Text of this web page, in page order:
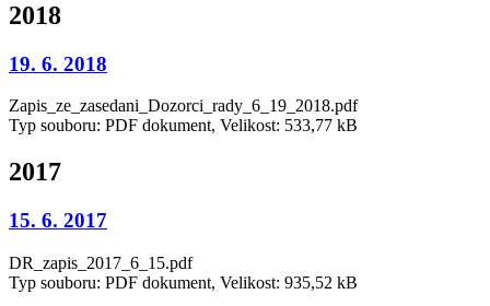
2018
19. 6. 2018
Zapis_ze_zasedani_Dozorci_rady_6_19_2018.pdf
Typ souboru: PDF dokument, Velikost: 533,77 kB
2017
15. 6. 2017
DR_zapis_2017_6_15.pdf
Typ souboru: PDF dokument, Velikost: 935,52 kB